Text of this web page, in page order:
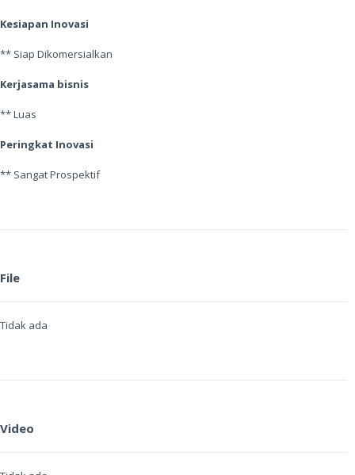
Kesiapan Inovasi
** Siap Dikomersialkan
Kerjasama bisnis
** Luas
Peringkat Inovasi
** Sangat Prospektif
File
Tidak ada
Video